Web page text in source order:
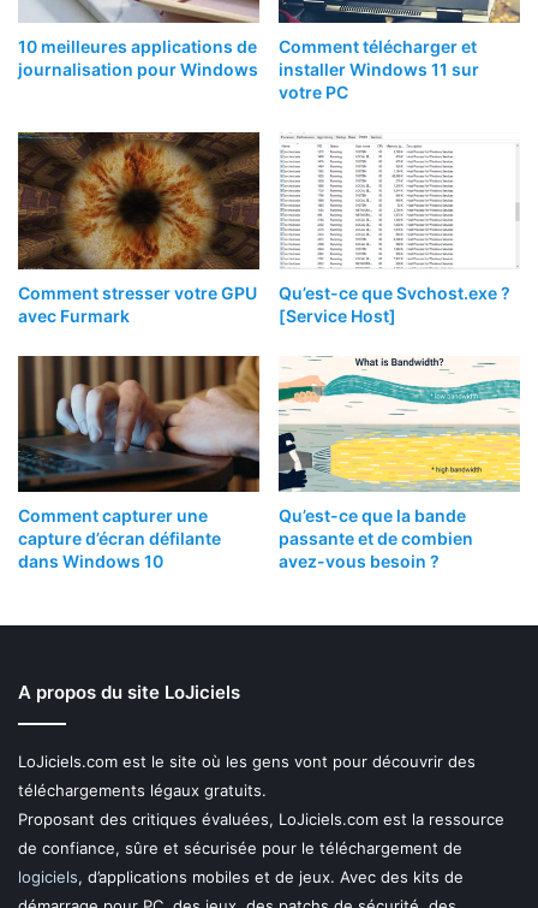
10 meilleures applications de
journalisation pour Windows
Comment télécharger et
installer Windows 11 sur
votre PC
Comment stresser votre GPU
avec Furmark
Qu’est-ce que Svchost.exe ?
[Service Host]
Comment capturer une
capture d’écran défilante
dans Windows 10
Qu’est-ce que la bande
passante et de combien
avez-vous besoin ?
A propos du site LoJiciels
LoJiciels.com est le site où les gens vont pour découvrir des
téléchargements légaux gratuits.
Proposant des critiques évaluées, LoJiciels.com est la ressource
de confiance, sûre et sécurisée pour le téléchargement de
logiciels, d’applications mobiles et de jeux. Avec des kits de